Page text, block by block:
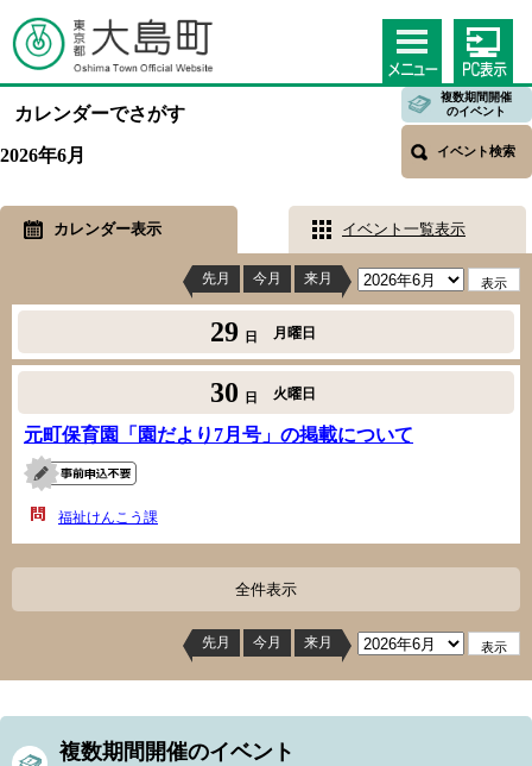
カレンダーでさがす
複数期間開催
のイベント
イベント検索
2026年6月
カレンダー表示 イベント一覧表示
先月 今月 来月
29 日 月曜日
30 日 火曜日
元町保育園「園だより7月号」の掲載について
福祉けんこう課
全件表示
先月 今月 来月
複数期間開催のイベント